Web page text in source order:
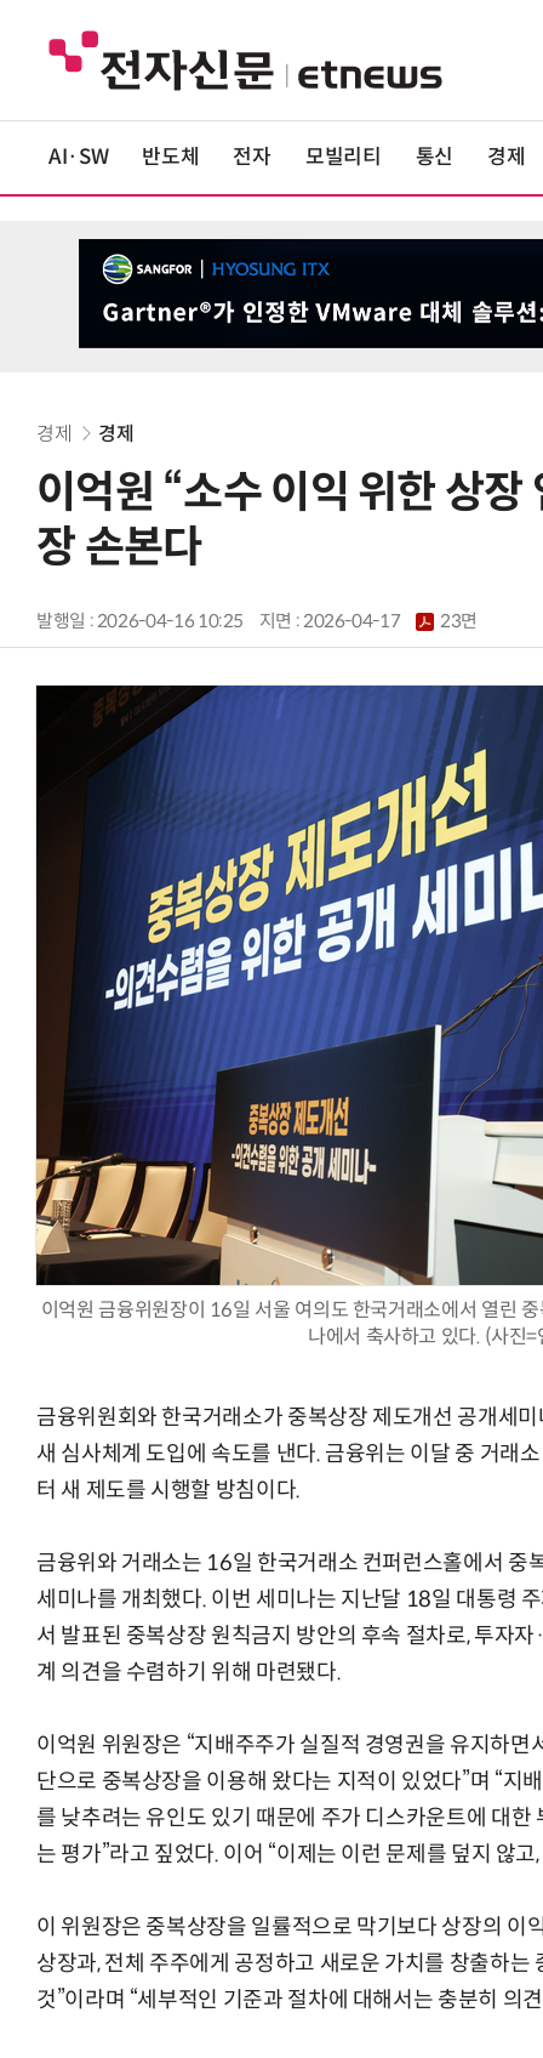
AI·SW 반도체 전자 모빌리티 통신 경제
경제 경제
이억원 “소수 이익 위한 상
장 손본다
발행일 : 2026-04-16 10:25 지면 :2026-04-17 23면
이억원 금융위원장이 16일 서울 여의도 한국거래소에서 열린
나에서 축사하고 있다. (사진
금융위원회와 한국거래소가 중복상장 제도개선 공개세
새 심사체계 도입에 속도를 낸다. 금융위는 이달 중 거래
터 새 제도를 시행할 방침이다.
금융위와 거래소는 16일 한국거래소 컨퍼런스홀에서 중
세미나를 개최했다. 이번 세미나는 지난달 18일 대통령
서 발표된 중복상장 원칙금지 방안의 후속 절차로, 투자
계 의견을 수렴하기 위해 마련됐다.
이억원 위원장은 “지배주주가 실질적 경영권을 유지하
단으로 중복상장을 이용해 왔다는 지적이 있었다”며 “지
를 낮추려는 유인도 있기 때문에 주가 디스카운트에 대
는 평가”라고 짚었다. 이어 “이제는 이런 문제를 덮지 않
이 위원장은 중복상장을 일률적으로 막기보다 상장의 이
상장과, 전체 주주에게 공정하고 새로운 가치를 창출하
것”이라며 “세부적인 기준과 절차에 대해서는 충분히 의
양자컴퓨팅 비즈니스·기술 입문 1-Day